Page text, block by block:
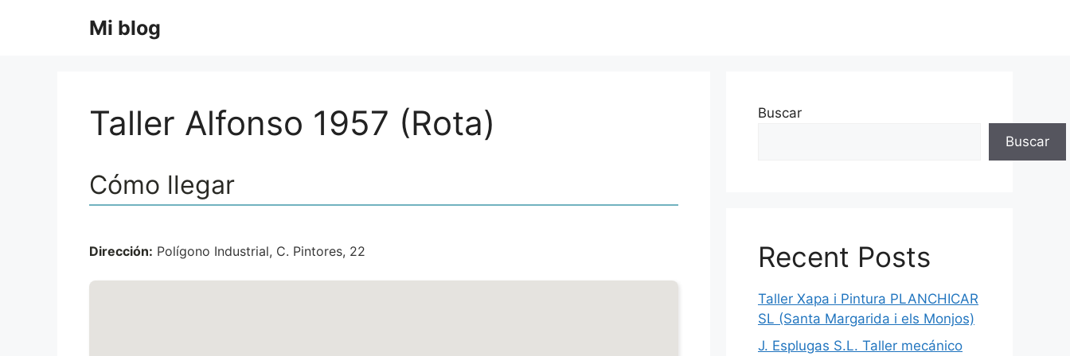
Mi blog
Taller Alfonso 1957 (Rota)
Cómo llegar
Dirección: Polígono Industrial, C. Pintores, 22
Buscar
Buscar
Recent Posts
Taller Xapa i Pintura PLANCHICAR
SL (Santa Margarida i els Monjos)
J. Esplugas S.L. Taller mecánico